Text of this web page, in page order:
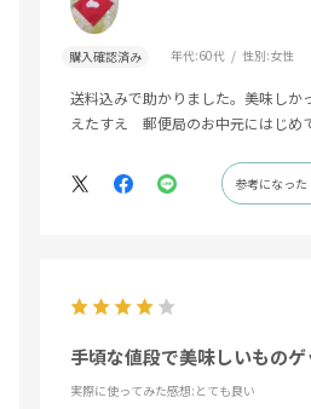
購入確認済み 年代:60代 性別:女性
送料込みで助かりました。美味しか
えたすえ 郵便局のお中元にはじめ
参考になった
手頃な値段で美味しいものゲ
実際に使ってみた感想:とても良い